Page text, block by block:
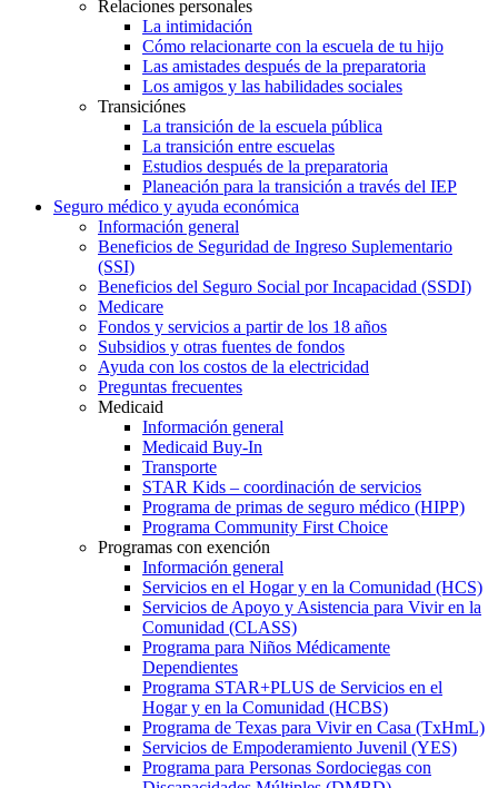
Relaciones personales
La intimidación
Cómo relacionarte con la escuela de tu hijo
Las amistades después de la preparatoria
Los amigos y las habilidades sociales
Transiciónes
La transición de la escuela pública
La transición entre escuelas
Estudios después de la preparatoria
Planeación para la transición a través del IEP
Seguro médico y ayuda económica
Información general
Beneficios de Seguridad de Ingreso Suplementario
(SSI)
Beneficios del Seguro Social por Incapacidad (SSDI)
Medicare
Fondos y servicios a partir de los 18 años
Subsidios y otras fuentes de fondos
Ayuda con los costos de la electricidad
Preguntas frecuentes
Medicaid
Información general
Medicaid Buy-In
Transporte
STAR Kids – coordinación de servicios
Programa de primas de seguro médico (HIPP)
Programa Community First Choice
Programas con exención
Información general
Servicios en el Hogar y en la Comunidad (HCS)
Servicios de Apoyo y Asistencia para Vivir en la
Comunidad (CLASS)
Programa para Niños Médicamente
Dependientes
Programa STAR+PLUS de Servicios en el
Hogar y en la Comunidad (HCBS)
Programa de Texas para Vivir en Casa (TxHmL)
Servicios de Empoderamiento Juvenil (YES)
Programa para Personas Sordociegas con